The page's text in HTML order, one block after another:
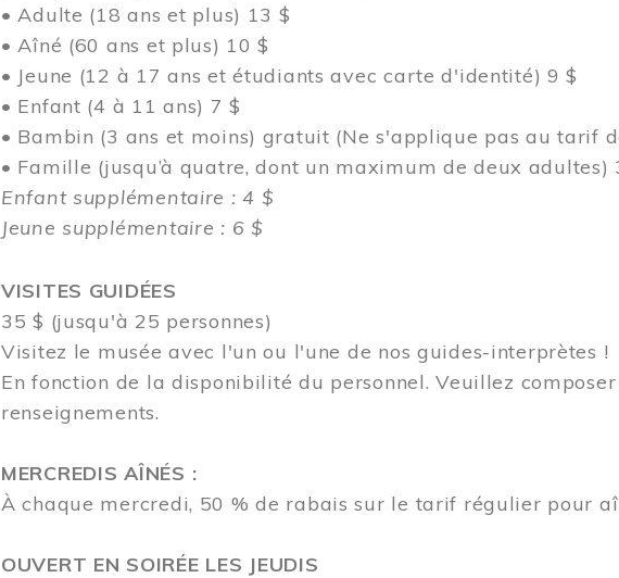
• Adulte (18 ans et plus) 13 $
• Aîné (60 ans et plus) 10 $
• Jeune (12 à 17 ans et étudiants avec carte d'identité) 9 $
• Enfant (4 à 11 ans) 7 $
• Bambin (3 ans et moins) gratuit (Ne s'applique pas au tarif
• Famille (jusqu’à quatre, dont un maximum de deux adultes)
Enfant supplémentaire : 4 $
Jeune supplémentaire : 6 $
VISITES GUIDÉES
35 $ (jusqu'à 25 personnes)
Visitez le musée avec l'un ou l'une de nos guides-interprètes !
En fonction de la disponibilité du personnel.Veuillez
renseignements.
MERCREDIS AÎNÉS :
À chaque mercredi, 50 % de rabais sur le tarif régulier pour
OUVERT EN SOIRÉE LES JEUDIS